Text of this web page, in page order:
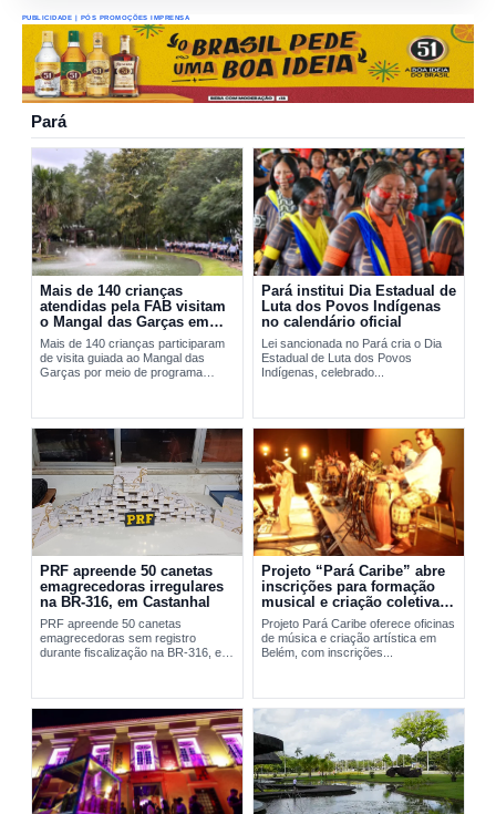
PUBLICIDADE | PÓS PROMOÇÕES IMPRENSA
Pará
Mais de 140 crianças
atendidas pela FAB visitam
o Mangal das Garças em
Belém
Mais de 140 crianças participaram
de visita guiada ao Mangal das
Garças por meio de programa
Pará institui Dia Estadual de
Luta dos Povos Indígenas
no calendário oficial
Lei sancionada no Pará cria o Dia
Estadual de Luta dos Povos
Indígenas, celebrado...
PRF apreende 50 canetas
emagrecedoras irregulares
na BR-316, em Castanhal
PRF apreende 50 canetas
emagrecedoras sem registro
durante fiscalização na BR-316, em
Projeto “Pará Caribe” abre
inscrições para formação
musical e criação coletiva
em Belém
Projeto Pará Caribe oferece oficinas
de música e criação artística em
Belém, com inscrições...